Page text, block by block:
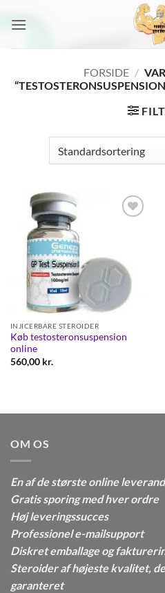
FORSIDE /
INJICERBARE STEROIDER
Køb testosteronsuspension
online
560,00 kr.
OM OS
En af de største online
Gratis sporing med hver ordre
Høj leveringssucces
Professionel e-mailsupport
Diskret emballage og
Steroider af højeste kvalitet,
garanteret